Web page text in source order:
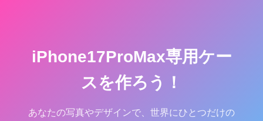
iPhone17ProMax専用ケー
スを作ろう！
あなたの写真やデザインで、世界にひとつだけの